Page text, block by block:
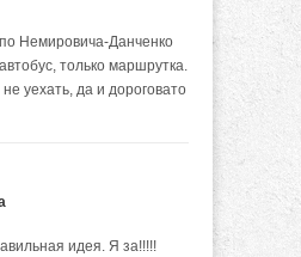
Немировича-Данченко
только маршрутка.
уехать, да и дороговато
идея. Я за!!!!!